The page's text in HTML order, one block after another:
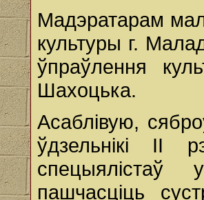
Мадэратарам
культуры г.
ўпраўлення
Шахоцька.
Асаблівую,
ўдзельнікі ІІ
пашчасціць